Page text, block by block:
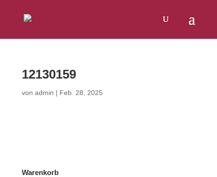
12130159
von admin | Feb. 28, 2025
Warenkorb